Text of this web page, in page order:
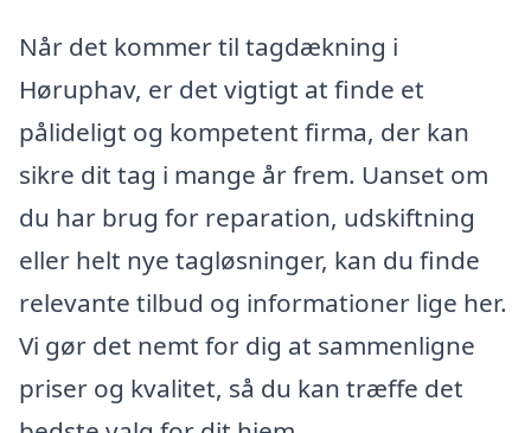
Når det kommer til tagdækning i
Høruphav, er det vigtigt at finde et
pålideligt og kompetent firma, der kan
sikre dit tag i mange år frem. Uanset om
du har brug for reparation, udskiftning
eller helt nye tagløsninger, kan du finde
relevante tilbud og informationer lige her.
Vi gør det nemt for dig at sammenligne
priser og kvalitet, så du kan træffe det